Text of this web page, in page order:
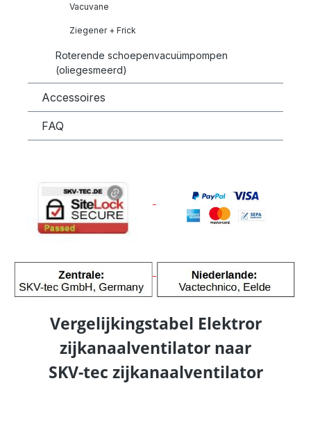
Vacuvane
Ziegener + Frick
Roterende schoepenvacuümpompen
(oliegesmeerd)
Accessoires
FAQ
Vergelijkingstabel Elektror
zijkanaalventilator naar
SKV-tec zijkanaalventilator